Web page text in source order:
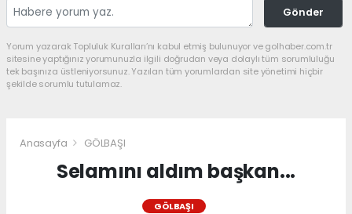
Gönder
Yorum yazarak Topluluk Kuralları’nı kabul etmiş bulunuyor ve golhaber.com.tr
sitesine yaptığınız yorumunuzla ilgili doğrudan veya dolaylı tüm sorumluluğu
tek başınıza üstleniyorsunuz. Yazılan tüm yorumlardan site yönetimi hiçbir
şekilde sorumlu tutulamaz.
Anasayfa GÖLBAŞI
Selamını aldım başkan...
GÖLBAŞI